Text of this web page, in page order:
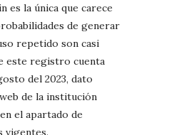
es la única que carece
de generar
repetido son casi
este registro cuenta
del 2023, dato
de la institución
el apartado de
vigentes.